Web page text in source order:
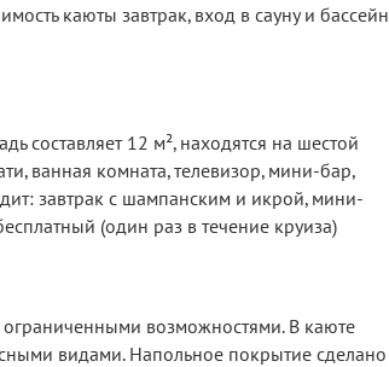
каюты завтрак, вход в сауну и бассейн
составляет 12 м², находятся на шестой
ванная комната, телевизор, мини-бар,
завтрак с шампанским и икрой, мини-
(один раз в течение круиза)
возможностями. В каюте
видами. Напольное покрытие сделано